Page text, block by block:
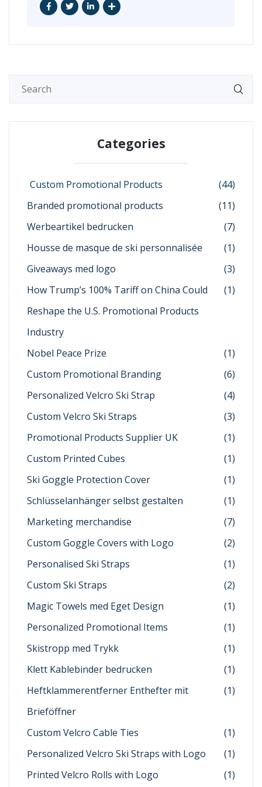
Categories
Custom Promotional Products
(44)
Branded promotional products
(11)
Werbeartikel bedrucken
(7)
Housse de masque de ski personnalisée
(1)
Giveaways med logo
(3)
How Trump’s 100% Tariff on China Could
Reshape the U.S. Promotional Products
Industry
(1)
Nobel Peace Prize
(1)
Custom Promotional Branding
(6)
Personalized Velcro Ski Strap
(4)
Custom Velcro Ski Straps
(3)
Promotional Products Supplier UK
(1)
Custom Printed Cubes
(1)
Ski Goggle Protection Cover
(1)
Schlüsselanhänger selbst gestalten
(1)
Marketing merchandise
(7)
Custom Goggle Covers with Logo
(2)
Personalised Ski Straps
(1)
Custom Ski Straps
(2)
Magic Towels med Eget Design
(1)
Personalized Promotional Items
(1)
Skistropp med Trykk
(1)
Klett Kablebinder bedrucken
(1)
Heftklammerentferner Enthefter mit
Brieföffner
(1)
Custom Velcro Cable Ties
(1)
Personalized Velcro Ski Straps with Logo
(1)
Printed Velcro Rolls with Logo
(1)